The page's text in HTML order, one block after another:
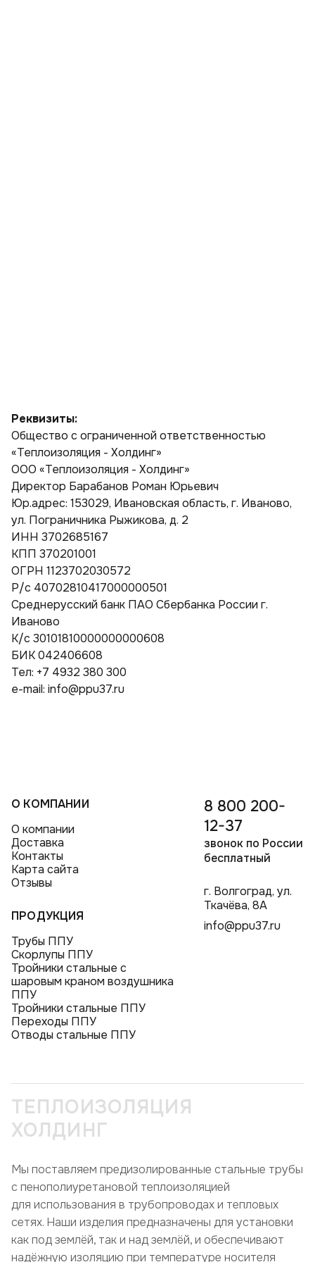
Реквизиты:
Общество с ограниченной ответственностью
«Теплоизоляция - Холдинг»
ООО «Теплоизоляция - Холдинг»
Директор Барабанов Роман Юрьевич
Юр.адрес: 153029, Ивановская область, г. Иваново,
ул. Пограничника Рыжикова, д. 2
ИНН 3702685167
КПП 370201001
ОГРН 1123702030572
Р/с 40702810417000000501
Среднерусский банк ПАО Сбербанка России г.
Иваново
К/с 30101810000000000608
БИК 042406608
Тел: +7 4932 380 300
e-mail: info@ppu37.ru
О КОМПАНИИ
О компании
Доставка
Контакты
Карта сайта
Отзывы
ПРОДУКЦИЯ
Трубы ППУ
Скорлупы ППУ
Тройники стальные с
шаровым краном воздушника
ППУ
Тройники стальные ППУ
Переходы ППУ
Отводы стальные ППУ
8 800 200-
12-37
звонок по России
бесплатный
г. Волгоград, ул.
Ткачёва, 8А
info@ppu37.ru
ТЕПЛОИЗОЛЯЦИЯ
ХОЛДИНГ
Мы поставляем предизолированные стальные трубы
с пенополиуретановой теплоизоляцией
для использования в трубопроводах и тепловых
сетях. Наши изделия предназначены для установки
как под землёй, так и над землёй, и обеспечивают
надёжную изоляцию при температуре носителя